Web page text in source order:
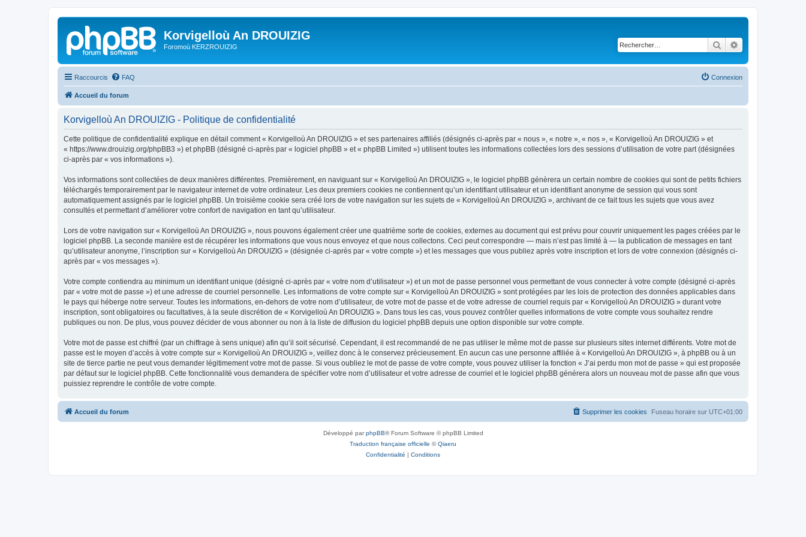
Korvigelloù An DROUIZIG
Foromoù KERZROUIZIG Rechercher
Raccourcis FAQ Connexion
Accueil du forum
Korvigelloù An DROUIZIG - Politique de confidentialité
Cette politique de confidentialité explique en détail comment « Korvigelloù An DROUIZIG » et ses partenaires affiliés (désignés ci-après par « nous », « notre », « nos », « Korvigelloù An DROUIZIG » et
« https://www.drouizig.org/phpBB3 ») et phpBB (désigné ci-après par « logiciel phpBB » et « phpBB Limited ») utilisent toutes les informations collectées lors des sessions d’utilisation de votre part (désignées
ci-après par « vos informations »).
Vos informations sont collectées de deux manières différentes. Premièrement, en naviguant sur « Korvigelloù An DROUIZIG », le logiciel phpBB génèrera un certain nombre de cookies qui sont de petits fichiers
téléchargés temporairement par le navigateur internet de votre ordinateur. Les deux premiers cookies ne contiennent qu’un identifiant utilisateur et un identifiant anonyme de session qui vous sont
automatiquement assignés par le logiciel phpBB. Un troisième cookie sera créé lors de votre navigation sur les sujets de « Korvigelloù An DROUIZIG », archivant de ce fait tous les sujets que vous avez
consultés et permettant d’améliorer votre confort de navigation en tant qu’utilisateur.
Lors de votre navigation sur « Korvigelloù An DROUIZIG », nous pouvons également créer une quatrième sorte de cookies, externes au document qui est prévu pour couvrir uniquement les pages créées par le
logiciel phpBB. La seconde manière est de récupérer les informations que vous nous envoyez et que nous collectons. Ceci peut correspondre — mais n’est pas limité à — la publication de messages en tant
qu’utilisateur anonyme, l’inscription sur « Korvigelloù An DROUIZIG » (désignée ci-après par « votre compte ») et les messages que vous publiez après votre inscription et lors de votre connexion (désignés ci-
après par « vos messages »).
Votre compte contiendra au minimum un identifiant unique (désigné ci-après par « votre nom d’utilisateur ») et un mot de passe personnel vous permettant de vous connecter à votre compte (désigné ci-après
par « votre mot de passe ») et une adresse de courriel personnelle. Les informations de votre compte sur « Korvigelloù An DROUIZIG » sont protégées par les lois de protection des données applicables dans
le pays qui héberge notre serveur. Toutes les informations, en-dehors de votre nom d’utilisateur, de votre mot de passe et de votre adresse de courriel requis par « Korvigelloù An DROUIZIG » durant votre
inscription, sont obligatoires ou facultatives, à la seule discrétion de « Korvigelloù An DROUIZIG ». Dans tous les cas, vous pouvez contrôler quelles informations de votre compte vous souhaitez rendre
publiques ou non. De plus, vous pouvez décider de vous abonner ou non à la liste de diffusion du logiciel phpBB depuis une option disponible sur votre compte.
Votre mot de passe est chiffré (par un chiffrage à sens unique) afin qu’il soit sécurisé. Cependant, il est recommandé de ne pas utiliser le même mot de passe sur plusieurs sites internet différents. Votre mot de
passe est le moyen d’accès à votre compte sur « Korvigelloù An DROUIZIG », veillez donc à le conservez précieusement. En aucun cas une personne affiliée à « Korvigelloù An DROUIZIG », à phpBB ou à un
site de tierce partie ne peut vous demander légitimement votre mot de passe. Si vous oubliez le mot de passe de votre compte, vous pouvez utiliser la fonction « J’ai perdu mon mot de passe » qui est proposée
par défaut sur le logiciel phpBB. Cette fonctionnalité vous demandera de spécifier votre nom d’utilisateur et votre adresse de courriel et le logiciel phpBB générera alors un nouveau mot de passe afin que vous
puissiez reprendre le contrôle de votre compte.
Accueil du forum Fuseau horaire sur UTC+01:00
Supprimer les cookies
Développé parphpBB® Forum Software © phpBB Limited
Traduction française officielle ©Qiaeru
Confidentialité | Conditions